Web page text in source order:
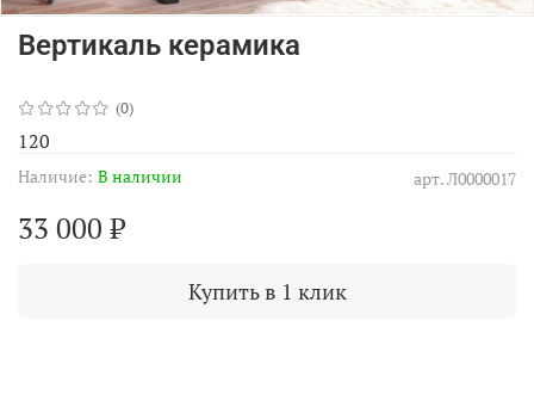
(0)
арт.Л0000017
Наличие: В наличии
Вертикаль керамика
33 000 ₽
Купить в 1 клик
120